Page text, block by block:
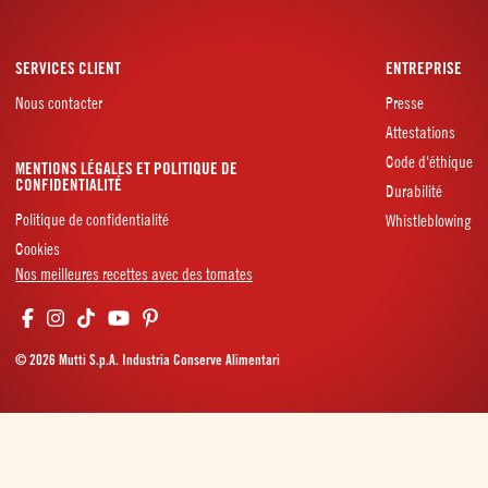
SERVICES CLIENT
Nous contacter
ENTREPRISE
Presse
Attestations
Code d'éthique
Durabilité
Whistleblowing
MENTIONS LÉGALES ET POLITIQUE DE
CONFIDENTIALITÉ
Politique de confidentialité
Cookies
Nos meilleures recettes avec des tomates
© 2026 Mutti S.p.A. Industria Conserve Alimentari